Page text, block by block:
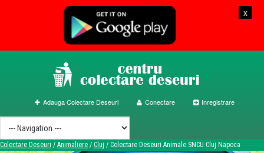
x
Adauga Colectare Deseuri Conectare Inregistrare
Colectare Deseuri / Animaliere / Cluj / Colectare Deseuri Animale SNCU Cluj Napoca